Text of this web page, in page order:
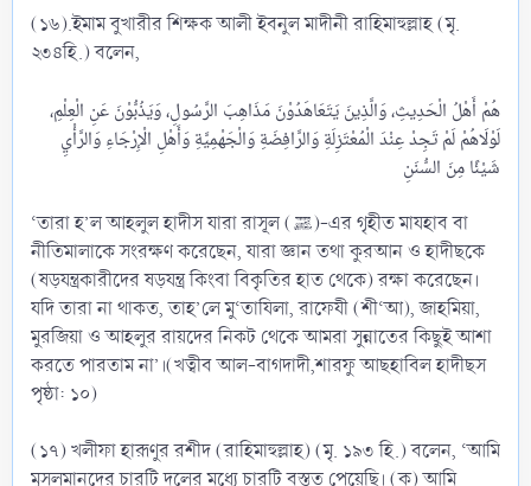
(১৬).ইমাম বুখারীর শিক্ষক আলী ইবনুল মাদীনী রাহিমাহুল্লাহ (মৃ.
২৩৪হি.) বলেন,
هُمْ أَهْلُ الْحَدِيثِ، وَالَّذِينَ يَتَعَاهَدُوْنَ مَذَاهِبَ الرَّسُولِ، وَيَذُبُّوْنَ عَنِ الْعِلْمِ،
لَوْلَاهُمْ لَمْ تَجِدْ عِنْدَ الْمُعْتَزِلَةِ وَالرَّافِضَةِ وَالْجَهْمِيَّةِ وَأَهْلِ الْإِرْجَاءِ وَالرَّأْيِ
‘তারা হ’ল আহলুল হাদীস যারা রাসূল (ﷺ)-এর গৃহীত মাযহাব বা
নীতিমালাকে সংরক্ষণ করেছেন, যারা জ্ঞান তথা কুরআন ও হাদীছকে
(ষড়যন্ত্রকারীদের ষড়যন্ত্র কিংবা বিকৃতির হাত থেকে) রক্ষা করেছেন।
যদি তারা না থাকত, তাহ’লে মু‘তাযিলা, রাফেযী (শী‘আ), জাহমিয়া,
মুরজিয়া ও আহলুর রায়দের নিকট থেকে আমরা সুন্নাতের কিছুই আশা
করতে পারতাম না’।(খত্বীব আল-বাগদাদী,শারফু আছহাবিল হাদীছস
পৃষ্ঠা: ১০)
(১৭) খলীফা হারূণুর রশীদ (রাহিমাহুল্লাহ) (মৃ. ১৯৩ হি.) বলেন, ‘আমি
মুসলমানদের চারটি দলের মধ্যে চারটি বস্ত্ত পেয়েছি। (ক) আমি